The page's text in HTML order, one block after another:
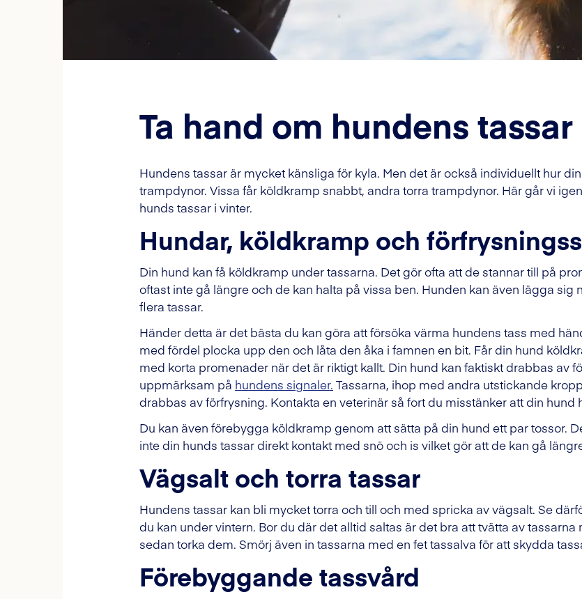
Ta hand om hundens
Hundens tassar är mycket känsliga för kyla. Men det är också individuellt hur
trampdynor. Vissa får köldkramp snabbt, andra torra trampdynor. Här går vi
hunds tassar i vinter.
Hundar, köldkramp och
Din hund kan få köldkramp under tassarna. Det gör ofta att de stannar till på
oftast inte gå längre och de kan halta på vissa ben. Hunden kan även lägga
flera tassar.
Händer detta är det bästa du kan göra att försöka värma hundens tass med
med fördel plocka upp den och låta den åka i famnen en bit. Får din hund
med korta promenader när det är riktigt kallt. Din hund kan faktiskt drabbas av
uppmärksam på hundens signaler. Tassarna, ihop med andra utstickande
drabbas av förfrysning. Kontakta en veterinär så fort du misstänker att din hund
Du kan även förebygga köldkramp genom att sätta på din hund ett par tossor.
inte din hunds tassar direkt kontakt med snö och is vilket gör att de kan gå
Vägsalt och torra tassar
Hundens tassar kan bli mycket torra och till och med spricka av vägsalt. Se
du kan under vintern. Bor du där det alltid saltas är det bra att tvätta av
sedan torka dem. Smörj även in tassarna med en fet tassalva för att skydda
Förebyggande tassvård